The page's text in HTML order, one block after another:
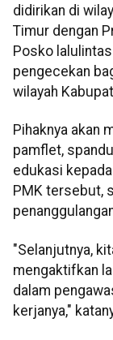
didirikan di
Timur dengan
Posko
pengecekan
wilayah
Pihaknya akan
pamflet,
edukasi
PMK tersebut,
"Selanjutnya,
mengaktifkan
dalam
kerjanya,"